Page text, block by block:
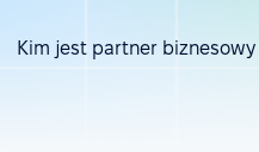
Kim jest partner